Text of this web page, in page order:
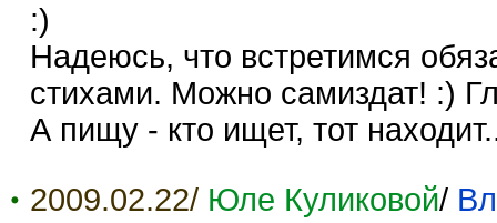
:)
Надеюсь, что встретимся
стихами. Можно самиздат! :)
А пищу - кто ищет, тот
2009.02.22/ Юле Куликовой/